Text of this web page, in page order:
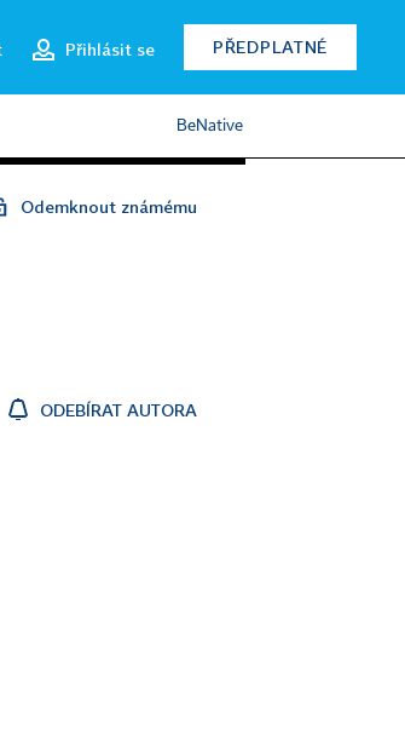
Přihlásit se PŘEDPLATNÉ
BeNative
Odemknout známému
ODEBÍRAT AUTORA